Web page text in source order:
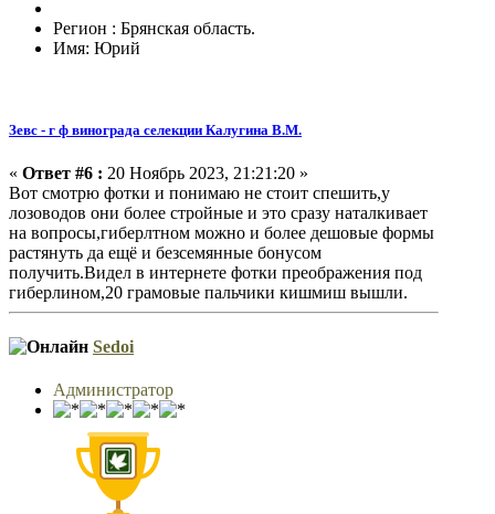
Регион : Брянская область.
Имя: Юрий
Зевс - г ф винограда селекции Калугина В.М.
« Ответ #6 : 20 Ноябрь 2023, 21:21:20 »
Вот смотрю фотки и понимаю не стоит спешить,у
лозоводов они более стройные и это сразу наталкивает
на вопросы,гиберлтном можно и более дешовые формы
растянуть да ещё и безсемянные бонусом
получить.Видел в интернете фотки преображения под
гиберлином,20 грамовые пальчики кишмиш вышли.
Sedoi
Администратор